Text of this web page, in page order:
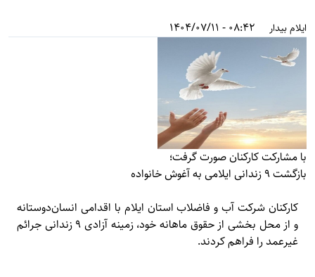
ایلام بیدار 08:42 - 1404/07/11
با مشارکت کارکنان صورت گرفت؛
بازگشت ۹ زندانی ایلامی به آغوش خانواده
کارکنان شرکت آب و فاضلاب استان ایلام با اقدامی انسان‌دوستانه
و از محل بخشی از حقوق ماهانه خود، زمینه آزادی ۹ زندانی جرائم
غیرعمد را فراهم کردند.